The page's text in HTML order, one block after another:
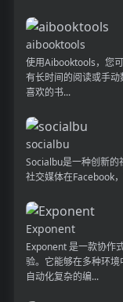
aibooktools
使用Aibooktools，您
有长时间的阅读或手
喜欢的书...
socialbu
Socialbu是一种创新的
社交媒体在Facebook
Exponent
Exponent 是一款协作
验。它能够在多种环
自动化复杂的编...